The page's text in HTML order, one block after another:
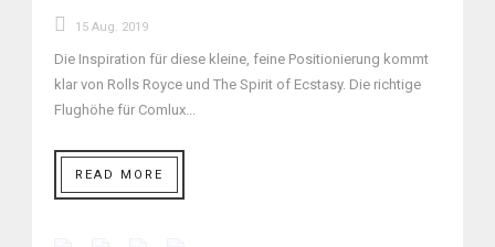
15 Aug. 2019
Die Inspiration für diese kleine, feine Positionierung kommt
klar von Rolls Royce und The Spirit of Ecstasy. Die richtige
Flughöhe für Comlux...
READ MORE